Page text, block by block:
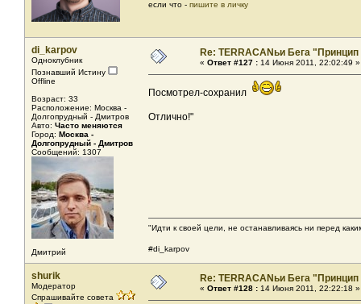
если что - пишите в личку
di_karpov
Одноклубник
Познавший Истину
Offline
Возраст: 33
Расположение: Москва -
Долгопрудный - Дмитров
Авто: Часто меняются
Город: Москва -
Долгопрудный - Дмитров
Сообщений: 1307
Дмитрий
Re: TERRACANьи Бега
« Ответ #127 : 14 Июня 2011, 22:02:49 »
Посмотрел-сохранил
Отлично!"
"Идти к своей цели, не останавливаясь ни перед
#di_karpov
shurik
Модератор
Спрашивайте совета
Re: TERRACANьи Бега
« Ответ #128 : 14 Июня 2011, 22:22:18 »